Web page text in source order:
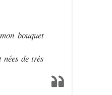
bouquet
de très